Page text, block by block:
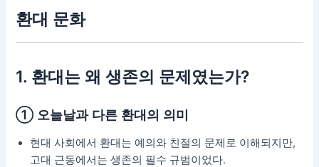
환대 문화
1. 환대는 왜 생존의 문제였는가?
① 오늘날과 다른 환대의 의미
현대 사회에서 환대는 예의와 친절의 문제로 이해되지만,
고대 근동에서는 생존의 필수 규범이었다.